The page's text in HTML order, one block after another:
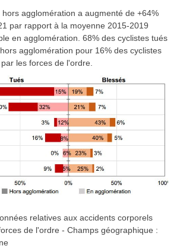
agglomération a augmenté de +64%
par rapport à la moyenne 2015-2019
en agglomération. 68% des cyclistes tués
agglomération pour 16% des cyclistes
les forces de l'ordre.
relatives aux accidents corporels
de l'ordre - Champs géographique :